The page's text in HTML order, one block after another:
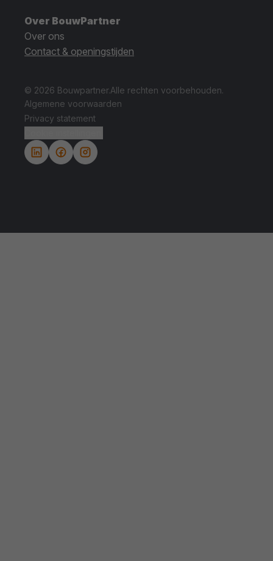
Over BouwPartner
Over ons
Contact & openingstijden
© 2026 Bouwpartner.Alle rechten voorbehouden.
Algemene voorwaarden
Privacy statement